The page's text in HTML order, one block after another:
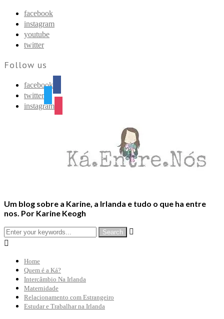
facebook
instagram
youtube
twitter
Follow us
facebook
twitter
instagram
Um blog sobre a Karine, a Irlanda e tudo o que ha entre
nos. Por Karine Keogh


Home
Quem é a Ká?
Intercâmbio Na Irlanda
Maternidade
Relacionamento com Estrangeiro
Estudar e Trabalhar na Irlanda